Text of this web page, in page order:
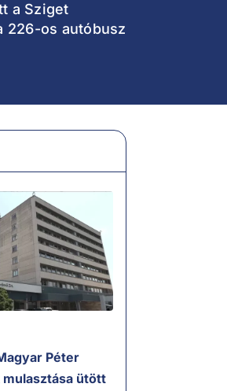
a Sziget
226-os autóbusz
Péter
ütött